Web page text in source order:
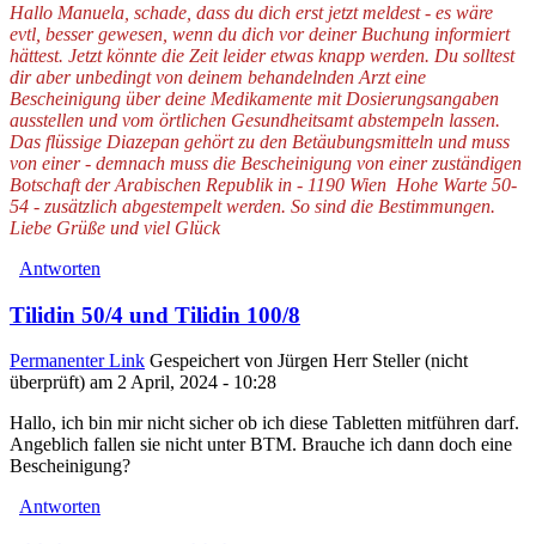
Hallo Manuela, schade, dass du dich erst jetzt meldest - es wäre
evtl, besser gewesen, wenn du dich vor deiner Buchung informiert
hättest. Jetzt könnte die Zeit leider etwas knapp werden. Du solltest
dir aber unbedingt von deinem behandelnden Arzt eine
Bescheinigung über deine Medikamente mit Dosierungsangaben
ausstellen und vom örtlichen Gesundheitsamt abstempeln lassen.
Das flüssige Diazepan gehört zu den Betäubungsmitteln und muss
von einer - demnach muss die Bescheinigung von einer zuständigen
Botschaft der Arabischen Republik in - 1190 Wien Hohe Warte 50-
54 - zusätzlich abgestempelt werden. So sind die Bestimmungen.
Liebe Grüße und viel Glück
Antworten
Tilidin 50/4 und Tilidin 100/8
Permanenter Link Gespeichert von Jürgen Herr Steller (nicht
überprüft) am 2 April, 2024 - 10:28
Hallo, ich bin mir nicht sicher ob ich diese Tabletten mitführen darf.
Angeblich fallen sie nicht unter BTM. Brauche ich dann doch eine
Bescheinigung?
Antworten